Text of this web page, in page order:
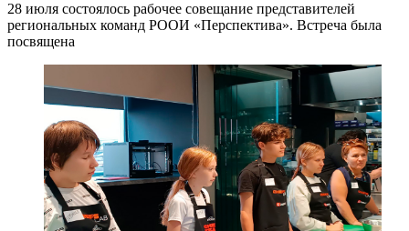
28 июля состоялось рабочее совещание представителей
региональных команд РООИ «Перспектива». Встреча была
посвящена